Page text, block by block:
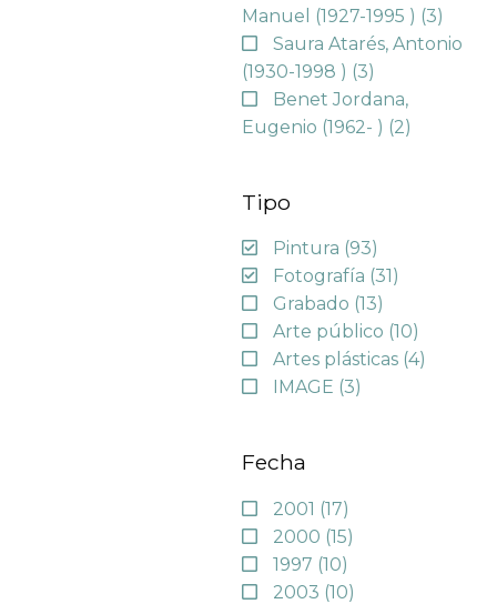
Manuel (1927-1995 ) (3)
Saura Atarés, Antonio
(1930-1998 ) (3)
Benet Jordana,
Eugenio (1962- ) (2)
Tipo
Pintura (93)
Fotografía (31)
Grabado (13)
Arte público (10)
Artes plásticas (4)
IMAGE (3)
Fecha
2001 (17)
2000 (15)
1997 (10)
2003 (10)